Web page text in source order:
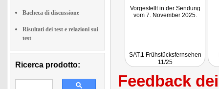
Bacheca di discussione
Risultati dei test e relazioni sui
test
Ricerca prodotto:
Vorgestellt in der Sendung
vom 7. November 2025.
SAT.1 Frühstücksfernsehen
11/25
Feedback